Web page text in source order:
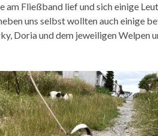
am Fließband lief und sich einige
uns selbst wollten auch einige
Doria und dem jeweiligen Welpen